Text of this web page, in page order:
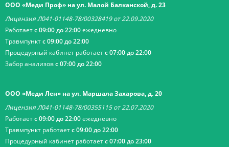
ООО «Меди Проф» на ул. Малой Балканской, д. 23
Лицензия Л041-01148-78/00328419 от 22.09.2020
Работаетс 09:00 до 22:00ежедневно
Травмпунктс 09:00 до 22:00
Процедурный кабинет работаетс 07:00 до 22:00
Забор анализовс 07:00 до 22:00
ООО «Меди Лен» на ул. Маршала Захарова, д. 20
Лицензия Л041-01148-78/00355115 от 22.07.2020
Работаетс 09:00 до 22:00ежедневно
Травмпункт работаетс 09:00 до 22:00
Процедурный кабинет работаетс 07:00 до 23:00